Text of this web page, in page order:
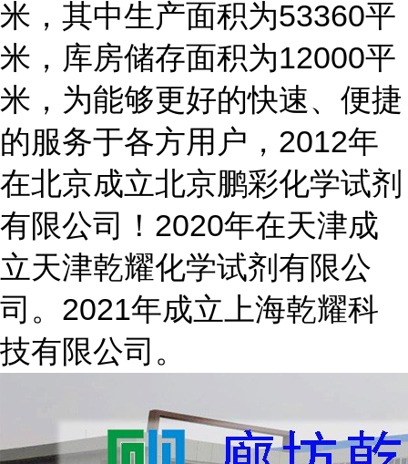
米，其中生产面积为53360平
米，库房储存面积为12000平
米，为能够更好的快速、便捷
的服务于各方用户，2012年
在北京成立北京鹏彩化学试剂
有限公司！2020年在天津成
立天津乾耀化学试剂有限公
司。2021年成立上海乾耀科
技有限公司。